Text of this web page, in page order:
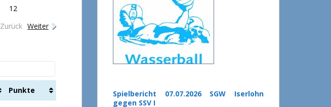
12
Zurück Weiter
Punkte
Spielbericht 07.07.2026 SGW Iserlohn
gegen SSV I